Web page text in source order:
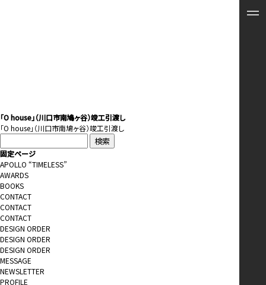
「O house」（川口市南鳩ヶ谷）竣工引渡し
「O house」（川口市南鳩ヶ谷）竣工引渡し
索:
固定ページ
APOLLO “TIMELESS”
AWARDS
BOOKS
CONTACT
CONTACT
CONTACT
DESIGN ORDER
DESIGN ORDER
DESIGN ORDER
MESSAGE
NEWSLETTER
PROFILE